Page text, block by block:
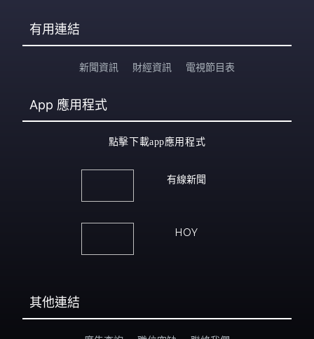
有用連結
新聞資訊 財經資訊 電視節目表
App 應用程式
點擊下載app應用程式
有線新聞
HOY
其他連結